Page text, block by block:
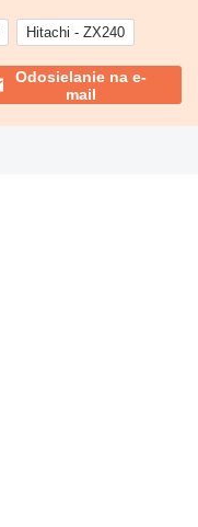
Hitachi - ZX240
Odosielanie na e-
mail